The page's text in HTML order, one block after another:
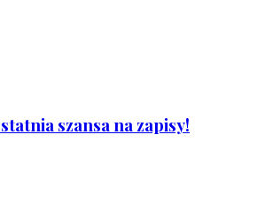
szansa na zapisy!